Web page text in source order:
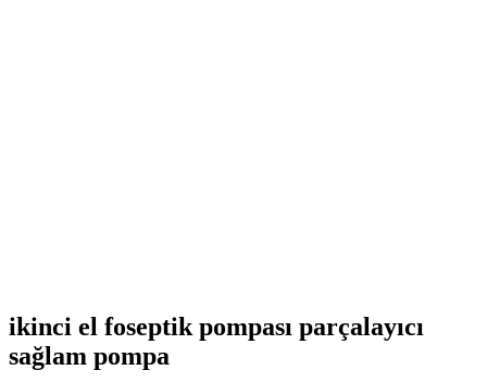
ikinci el foseptik pompası parçalayıcı
sağlam pompa